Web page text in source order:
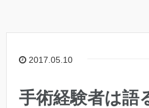
2017.05.10
手術経験者は語